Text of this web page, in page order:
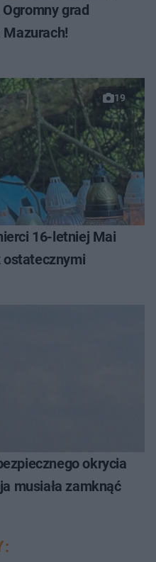
grad
Mazurach!
19
16-letniej Mai
ostatecznymi
okrycia
musiała zamknąć